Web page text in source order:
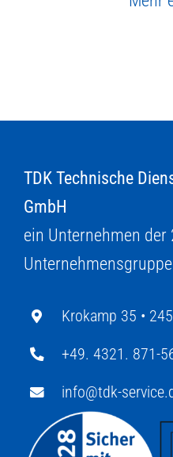
TDK Technische
GmbH
ein Unternehmen der
Unternehmensgruppe
Krokamp 35 •
+49. 4321. 871-
info@tdk-